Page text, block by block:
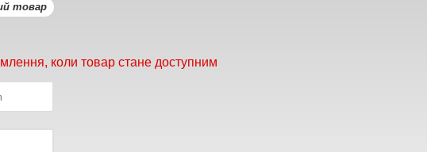
товар
коли товар стане доступним